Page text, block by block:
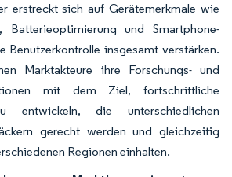
erstreckt sich auf Gerätemerkmale wie
Batterieoptimierung und Smartphone-
Benutzerkontrolle insgesamt verstärken.
Marktakteure ihre Forschungs- und
mit dem Ziel, fortschrittliche
entwickeln, die unterschiedlichen
gerecht werden und gleichzeitig
Regionen einhalten.